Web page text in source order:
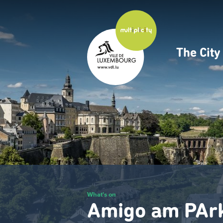
main
content
The City
What's on
Amigo am